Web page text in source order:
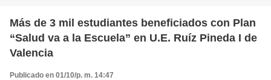
Más de 3 mil estudiantes beneficiados con Plan
“Salud va a la Escuela” en U.E. Ruíz Pineda I de
Valencia
Publicado en 01/10/p. m. 14:47